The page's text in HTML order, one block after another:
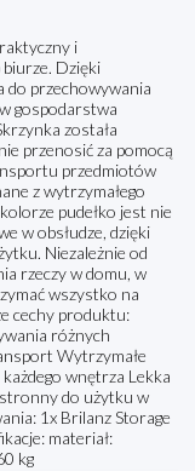
i
Dzięki
do przechowywania
gospodarstwa
została
przenosić za pomocą
przedmiotów
z wytrzymałego
pudełko jest nie
w obsłudze, dzięki
Niezależnie od
rzeczy w domu, w
wszystko na
cechy produktu:
różnych
Wytrzymałe
wnętrza Lekka
do użytku w
1x Brilanz Storage
materiał:
kg